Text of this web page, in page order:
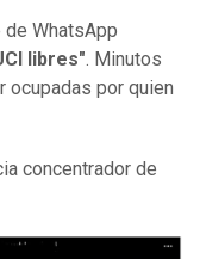
de WhatsApp
libres". Minutos
ocupadas por quien
concentrador de